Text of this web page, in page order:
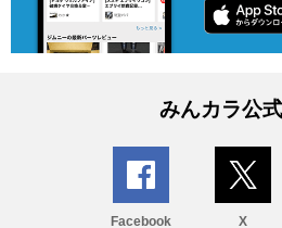
みんカラ公
Facebook X